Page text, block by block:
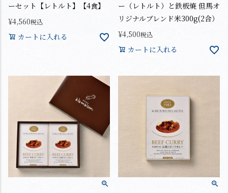
ーセット【レトルト】【4食】
¥4,560税込
カートに入れる
ー（レトルト）と鉄板焼 但馬オ
リジナルブレンド米300g(2合）
¥4,500税込
カートに入れる